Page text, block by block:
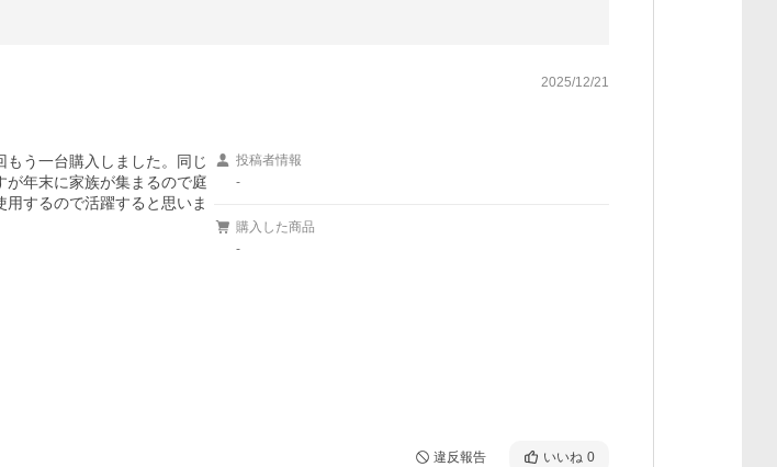
2025/12/21
う一台購入しました。同じ
が年末に家族が集まるので庭
するので活躍すると思いま
投稿者情報
-
購入した商品
-
違反報告 いいね 0